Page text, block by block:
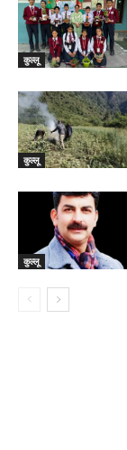
कुल्लू
कुल्लू
कुल्लू